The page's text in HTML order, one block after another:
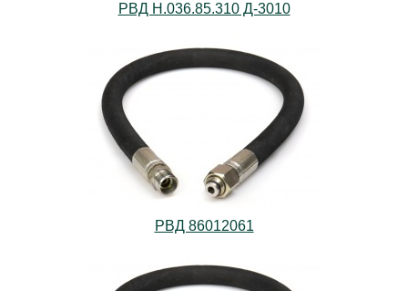
РВД Н.036.85.310 Д-3010
РВД 86012061